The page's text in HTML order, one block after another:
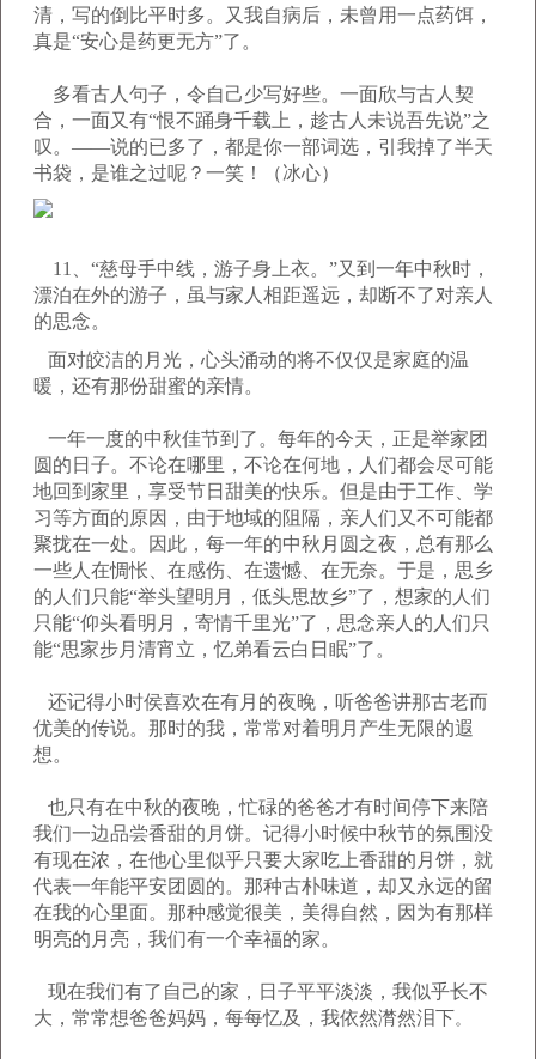
清，写的倒比平时多。又我自病后，未曾用一点药饵，
真是“安心是药更无方”了。
多看古人句子，令自己少写好些。一面欣与古人契
合，一面又有“恨不踊身千载上，趁古人未说吾先说”之
叹。——说的已多了，都是你一部词选，引我掉了半天
书袋，是谁之过呢？一笑！（冰心）
11、“慈母手中线，游子身上衣。”又到一年中秋时，
漂泊在外的游子，虽与家人相距遥远，却断不了对亲人
的思念。
面对皎洁的月光，心头涌动的将不仅仅是家庭的温
暖，还有那份甜蜜的亲情。
一年一度的中秋佳节到了。每年的今天，正是举家团
圆的日子。不论在哪里，不论在何地，人们都会尽可能
地回到家里，享受节日甜美的快乐。但是由于工作、学
习等方面的原因，由于地域的阻隔，亲人们又不可能都
聚拢在一处。因此，每一年的中秋月圆之夜，总有那么
一些人在惆怅、在感伤、在遗憾、在无奈。于是，思乡
的人们只能“举头望明月，低头思故乡”了，想家的人们
只能“仰头看明月，寄情千里光”了，思念亲人的人们只
能“思家步月清宵立，忆弟看云白日眠”了。
还记得小时侯喜欢在有月的夜晚，听爸爸讲那古老而
优美的传说。 那时的我，常常对着明月产生无限的遐
想。
也只有在中秋的夜晚，忙碌的爸爸才有时间停下来陪
我们一边品尝香甜的月饼。记得小时候中秋节的氛围没
有现在浓，在他心里似乎只要大家吃上香甜的月饼，就
代表一年能平安团圆的。那种古朴味道，却又永远的留
在我的心里面。那种感觉很美，美得自然，因为有那样
明亮的月亮，我们有一个幸福的家。
现在我们有了自己的家，日子平平淡淡，我似乎长不
大，常常想爸爸妈妈，每每忆及，我依然潸然泪下。